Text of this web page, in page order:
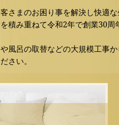
さまのお困り事を解決し快適
積み重ねて令和2年で創業30周
風呂の取替などの大規模工事
さい。